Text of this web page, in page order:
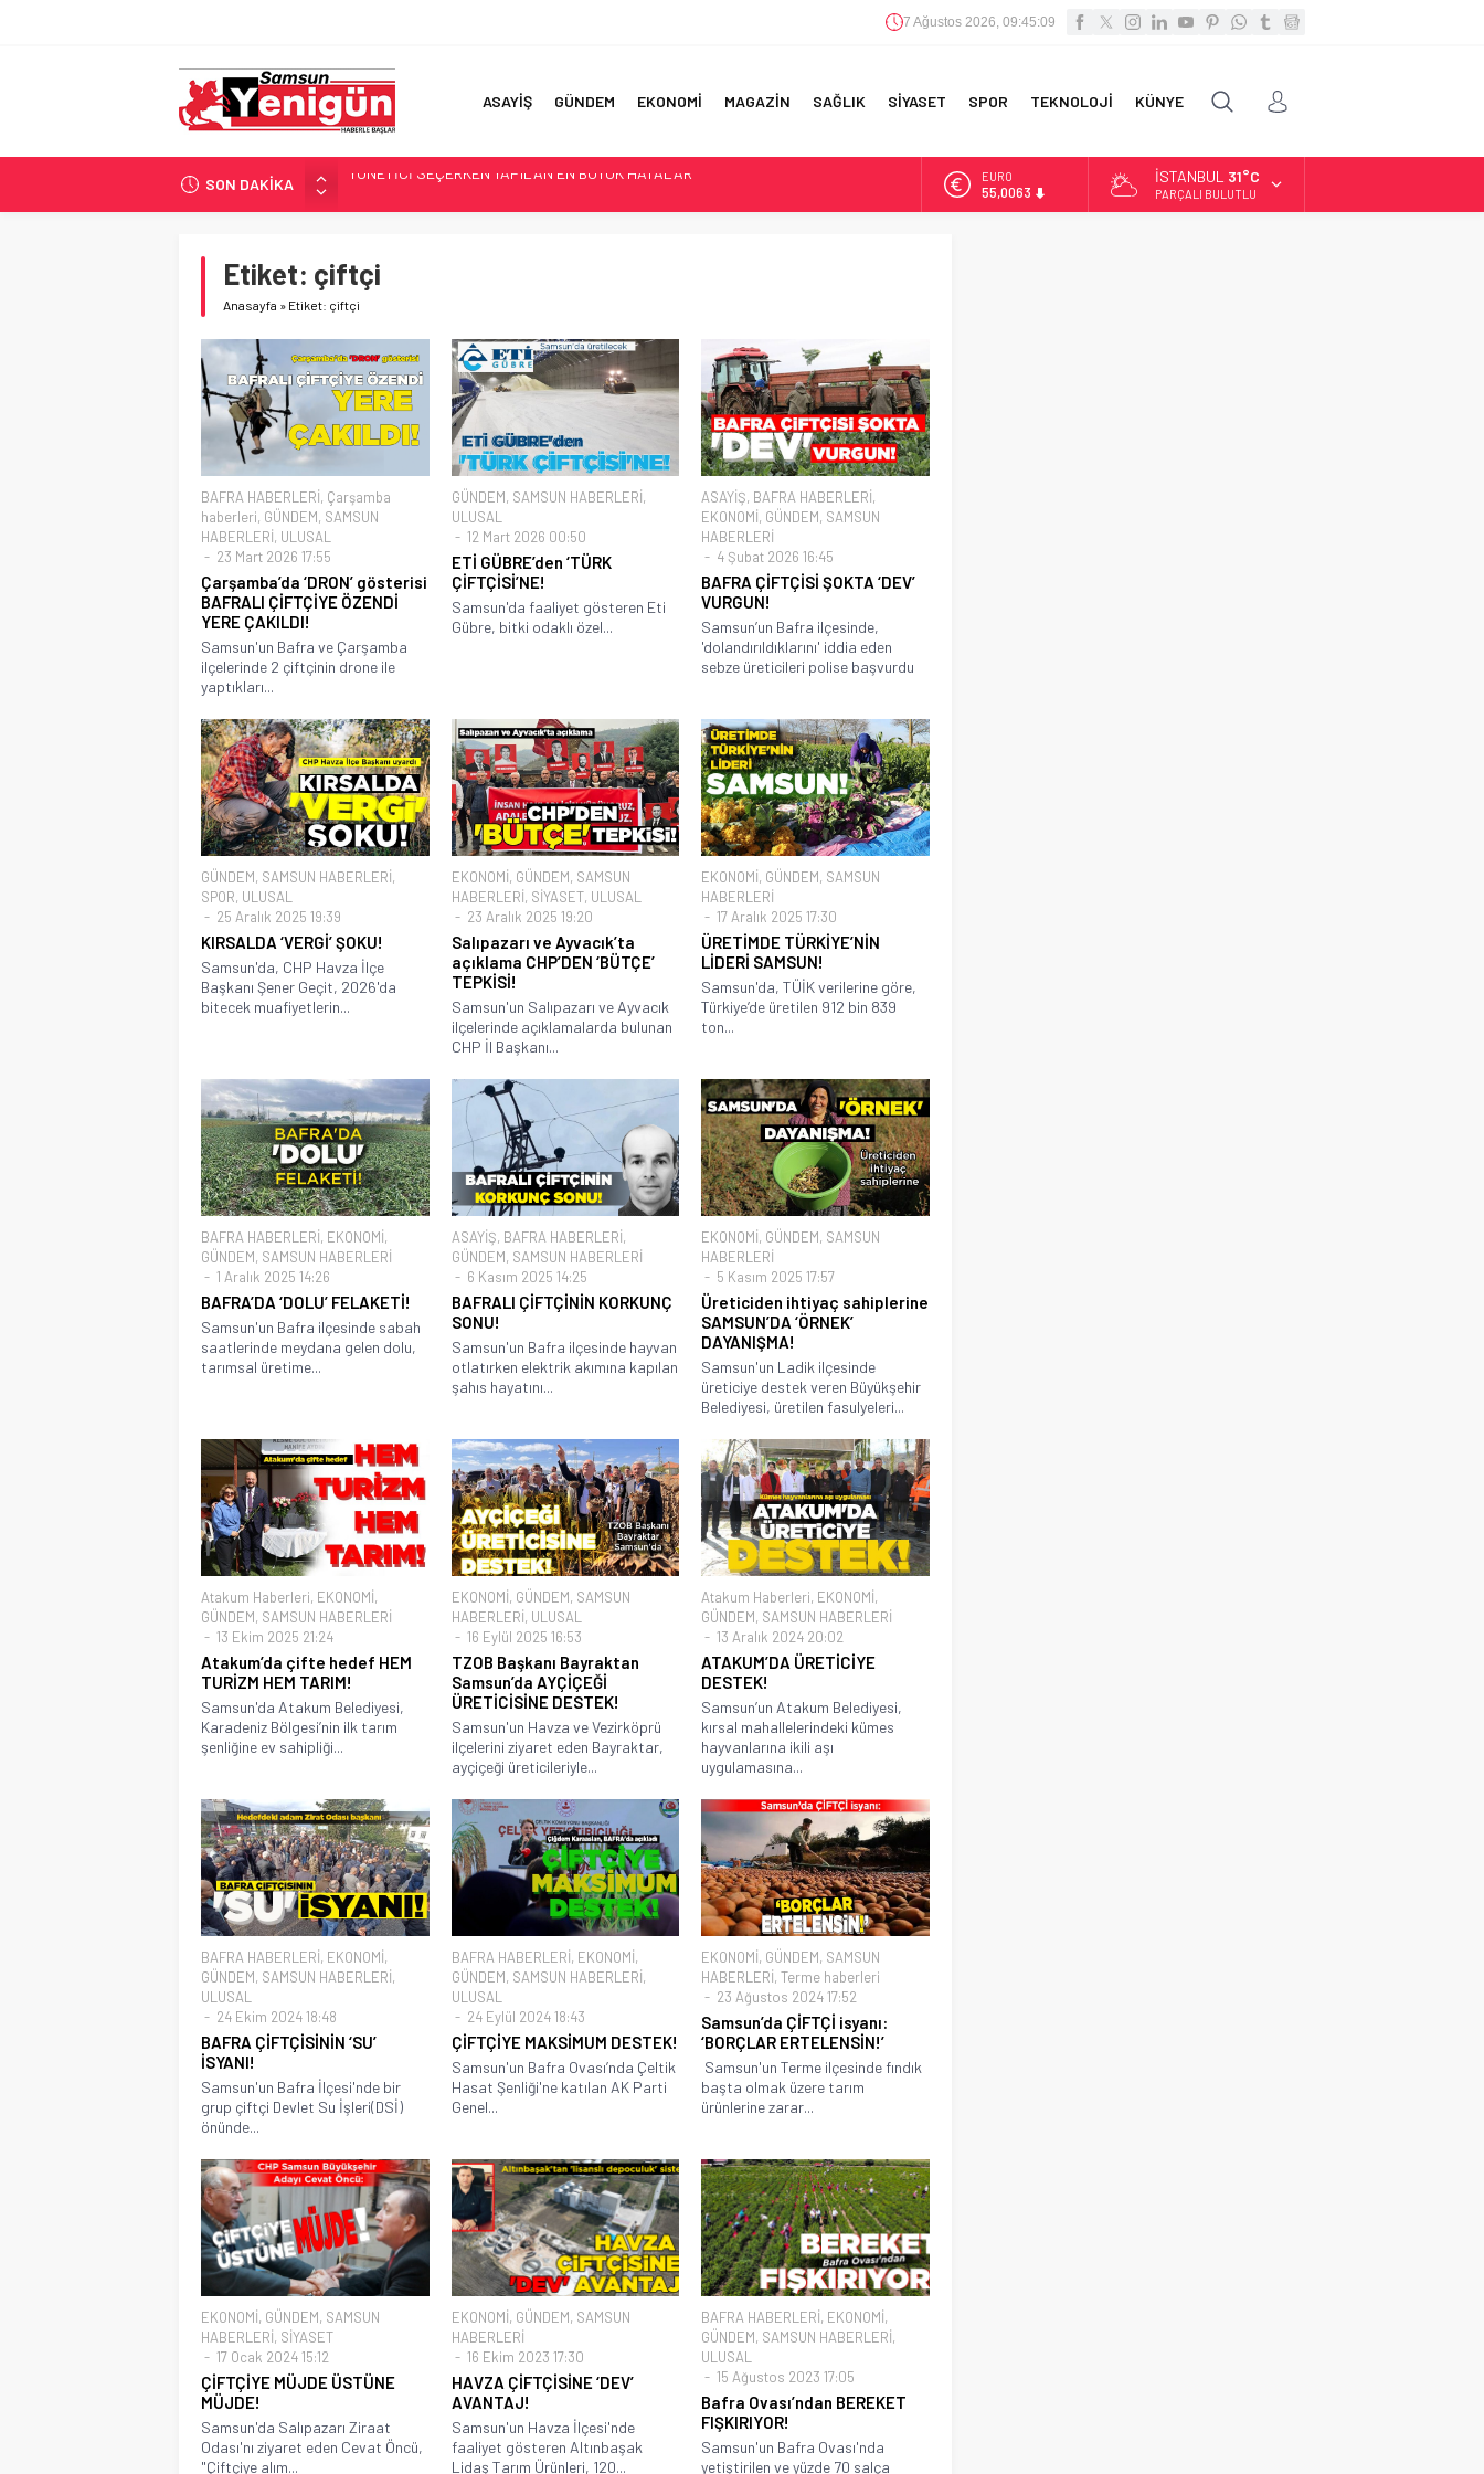
7 Ağustos 2026, 09:45:10
ASAYİŞ GÜNDEM EKONOMİ MAGAZİN SAĞLIK SİYASET SPOR TEKNOLOJİ KÜNYE
SON DAKİKA
GERİ SAYIM BAŞLADI
SAMSUNSPOR’DA HEDEF 5’İNCİLİK!
İŞTE FINDIK FİYATI!
YÖNETİCİ SEÇERKEN YAPILAN EN BÜYÜK HATALAR
EURO
55,0063
İSTANBUL 31°C
PARÇALI BULUTLU
Etiket: çiftçi
Anasayfa » Etiket: çiftçi
BAFRA HABERLERİ, Çarşamba
haberleri, GÜNDEM, SAMSUN
HABERLERİ, ULUSAL
23 Mart 2026 17:55
Çarşamba’da ‘DRON’ gösterisi
BAFRALI ÇİFTÇİYE ÖZENDİ
YERE ÇAKILDI!
Samsun'un Bafra ve Çarşamba
ilçelerinde 2 çiftçinin drone ile
yaptıkları...
GÜNDEM, SAMSUN HABERLERİ,
ULUSAL
12 Mart 2026 00:50
ETİ GÜBRE’den ‘TÜRK
ÇİFTÇİSİ’NE!
Samsun'da faaliyet gösteren Eti
Gübre, bitki odaklı özel...
ASAYİŞ, BAFRA HABERLERİ,
EKONOMİ, GÜNDEM, SAMSUN
HABERLERİ
4 Şubat 2026 16:45
BAFRA ÇİFTÇİSİ ŞOKTA ‘DEV’
VURGUN!
Samsun’un Bafra ilçesinde,
'dolandırıldıklarını' iddia eden
sebze üreticileri polise başvurdu
GÜNDEM, SAMSUN HABERLERİ,
SPOR, ULUSAL
25 Aralık 2025 19:39
KIRSALDA ‘VERGİ’ ŞOKU!
Samsun'da, CHP Havza İlçe
Başkanı Şener Geçit, 2026'da
bitecek muafiyetlerin...
EKONOMİ, GÜNDEM, SAMSUN
HABERLERİ, SİYASET, ULUSAL
23 Aralık 2025 19:20
Salıpazarı ve Ayvacık’ta
açıklama CHP’DEN ‘BÜTÇE’
TEPKİSİ!
Samsun'un Salıpazarı ve Ayvacık
ilçelerinde açıklamalarda bulunan
CHP İl Başkanı...
EKONOMİ, GÜNDEM, SAMSUN
HABERLERİ
17 Aralık 2025 17:30
ÜRETİMDE TÜRKİYE’NİN
LİDERİ SAMSUN!
Samsun'da, TÜİK verilerine göre,
Türkiye’de üretilen 912 bin 839
ton...
BAFRA HABERLERİ, EKONOMİ,
GÜNDEM, SAMSUN HABERLERİ
1 Aralık 2025 14:26
BAFRA’DA ‘DOLU’ FELAKETİ!
Samsun'un Bafra ilçesinde sabah
saatlerinde meydana gelen dolu,
tarımsal üretime...
ASAYİŞ, BAFRA HABERLERİ,
GÜNDEM, SAMSUN HABERLERİ
6 Kasım 2025 14:25
BAFRALI ÇİFTÇİNİN KORKUNÇ
SONU!
Samsun'un Bafra ilçesinde hayvan
otlatırken elektrik akımına kapılan
şahıs hayatını...
EKONOMİ, GÜNDEM, SAMSUN
HABERLERİ
5 Kasım 2025 17:57
Üreticiden ihtiyaç sahiplerine
SAMSUN’DA ‘ÖRNEK’
DAYANIŞMA!
Samsun'un Ladik ilçesinde
üreticiye destek veren Büyükşehir
Belediyesi, üretilen fasulyeleri...
Atakum Haberleri, EKONOMİ,
GÜNDEM, SAMSUN HABERLERİ
13 Ekim 2025 21:24
Atakum’da çifte hedef HEM
TURİZM HEM TARIM!
Samsun'da Atakum Belediyesi,
Karadeniz Bölgesi’nin ilk tarım
şenliğine ev sahipliği...
EKONOMİ, GÜNDEM, SAMSUN
HABERLERİ, ULUSAL
16 Eylül 2025 16:53
TZOB Başkanı Bayraktan
Samsun’da AYÇİÇEĞİ
ÜRETİCİSİNE DESTEK!
Samsun'un Havza ve Vezirköprü
ilçelerini ziyaret eden Bayraktar,
ayçiçeği üreticileriyle...
Atakum Haberleri, EKONOMİ,
GÜNDEM, SAMSUN HABERLERİ
13 Aralık 2024 20:02
ATAKUM’DA ÜRETİCİYE
DESTEK!
Samsun’un Atakum Belediyesi,
kırsal mahallelerindeki kümes
hayvanlarına ikili aşı
uygulamasına...
BAFRA HABERLERİ, EKONOMİ,
GÜNDEM, SAMSUN HABERLERİ,
ULUSAL
24 Ekim 2024 18:48
BAFRA ÇİFTÇİSİNİN ‘SU’
İSYANI!
Samsun'un Bafra İlçesi'nde bir
grup çiftçi Devlet Su İşleri(DSİ)
önünde...
BAFRA HABERLERİ, EKONOMİ,
GÜNDEM, SAMSUN HABERLERİ,
ULUSAL
24 Eylül 2024 18:43
ÇİFTÇİYE MAKSİMUM DESTEK!
Samsun'un Bafra Ovası’nda Çeltik
Hasat Şenliği'ne katılan AK Parti
Genel...
EKONOMİ, GÜNDEM, SAMSUN
HABERLERİ,Terme haberleri
23 Ağustos 2024 17:52
Samsun’da ÇİFTÇİ isyanı:
‘BORÇLAR ERTELENSİN!’
Samsun'un Terme ilçesinde fındık
başta olmak üzere tarım
ürünlerine zarar...
EKONOMİ, GÜNDEM, SAMSUN
HABERLERİ, SİYASET
17 Ocak 2024 15:12
ÇİFTÇİYE MÜJDE ÜSTÜNE
MÜJDE!
Samsun'da Salıpazarı Ziraat
Odası'nı ziyaret eden Cevat Öncü,
"Çiftçiye alım...
EKONOMİ, GÜNDEM, SAMSUN
HABERLERİ
16 Ekim 2023 17:30
HAVZA ÇİFTÇİSİNE ‘DEV’
AVANTAJ!
Samsun'un Havza İlçesi'nde
faaliyet gösteren Altınbaşak
Lidaş Tarım Ürünleri, 120...
BAFRA HABERLERİ, EKONOMİ,
GÜNDEM, SAMSUN HABERLERİ,
ULUSAL
15 Ağustos 2023 17:05
Bafra Ovası’ndan BEREKET
FIŞKIRIYOR!
Samsun'un Bafra Ovası'nda
yetiştirilen ve yüzde 70 salça